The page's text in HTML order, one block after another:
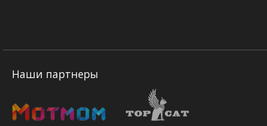
Наши партнеры